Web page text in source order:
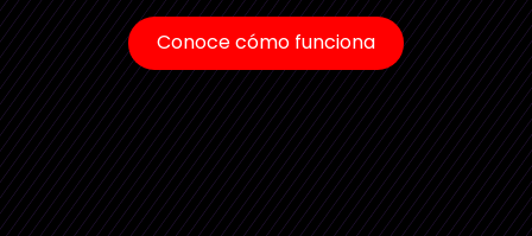
Conoce cómo funciona